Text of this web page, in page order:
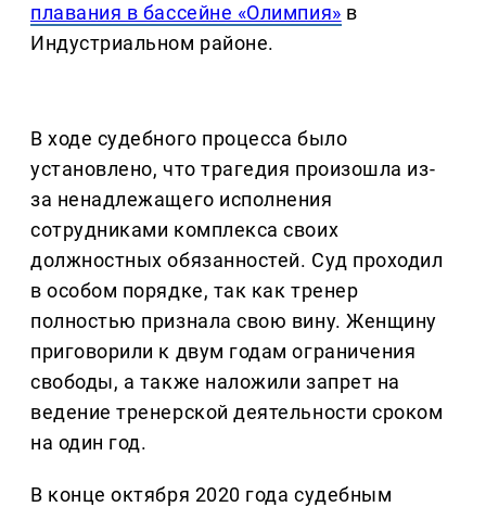
плавания в бассейне «Олимпия» в
Индустриальном районе.
В ходе судебного процесса было
установлено, что трагедия произошла из-
за ненадлежащего исполнения
сотрудниками комплекса своих
должностных обязанностей. Суд проходил
в особом порядке, так как тренер
полностью признала свою вину. Женщину
приговорили к двум годам ограничения
свободы, а также наложили запрет на
ведение тренерской деятельности сроком
на один год.
В конце октября 2020 года судебным